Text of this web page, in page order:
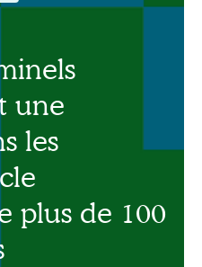
une
les
plus de 100